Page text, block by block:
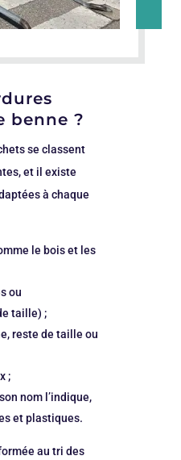
benne ?
se classent
et il existe
à chaque
le bois et les
ou
taille) ;
reste de taille ou
;
nom l’indique,
et plastiques.
au tri des